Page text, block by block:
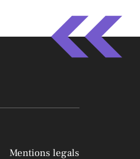
Mentions legals